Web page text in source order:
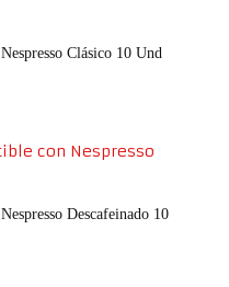
Clásico 10 Und
Descafeinado 10